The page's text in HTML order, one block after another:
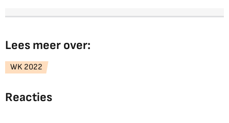
Lees meer over:
WK 2022
Reacties